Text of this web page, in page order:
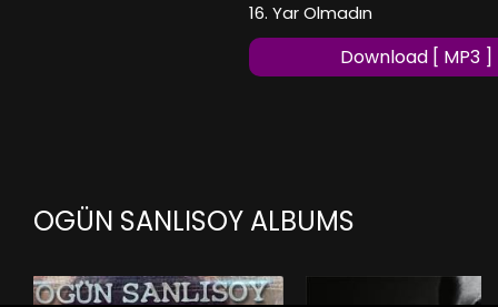
16. Yar Olmadın
Download [ MP3 ]
OGÜN SANLISOY ALBUMS